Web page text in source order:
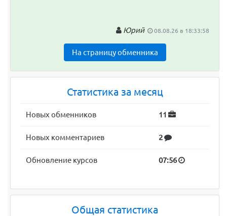
Юрий 08.08.26 в 18:33:58
На страницу обменника
Статистика за месяц
Новых обменников 11
Новых комментариев 2
Обновление курсов 07:56
Общая статистика